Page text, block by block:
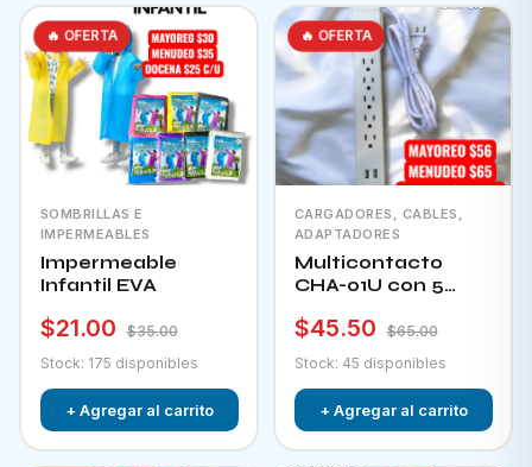
🔥 OFERTA
SOMBRILLAS E
IMPERMEABLES
Impermeable
Infantil EVA
$21.00
$35.00
Stock: 175 disponibles
+ Agregar al carrito
🔥 OFERTA
CARGADORES, CABLES,
ADAPTADORES
Multicontacto
CHA-01U con 5
puertos usb e
$45.50
$65.00
Stock: 45 disponibles
+ Agregar al carrito